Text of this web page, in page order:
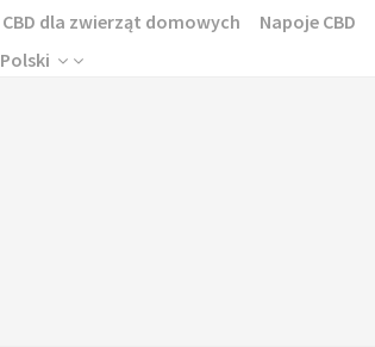
CBD dla zwierząt domowych Napoje CBD
Polski